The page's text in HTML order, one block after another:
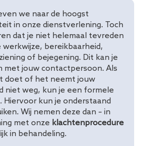
we naar de hoogst
in onze dienstverlening. Toch
dat je niet helemaal tevreden
bereikbaarheid,
of bejegening. Dit kan je
met jouw contactpersoon. Als
doet of het neemt jouw
niet weg, kun je een formele
Hiervoor kun je onderstaand
Wij nemen deze dan – in
met onze klachtenprocedure
in behandeling.